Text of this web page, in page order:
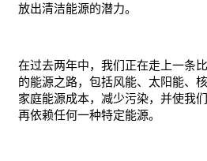
放出清洁能源的潜力。
在过去两年中，我们正在走上一条
的能源之路，包括风能、太阳能、
家庭能源成本，减少污染，并使我
再依赖任何一种特定能源。